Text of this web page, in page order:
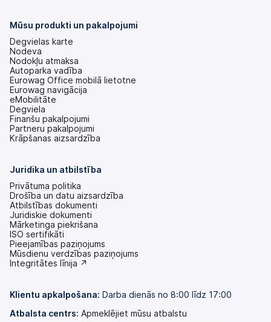
Mūsu produkti un pakalpojumi
Degvielas karte
Nodeva
Nodokļu atmaksa
Autoparka vadība
Eurowag Office mobilā lietotne
Eurowag navigācija
eMobilitāte
Degviela
Finanšu pakalpojumi
Partneru pakalpojumi
Krāpšanas aizsardzība
Juridika un atbilstība
Privātuma politika
Drošība un datu aizsardzība
Atbilstības dokumenti
Juridiskie dokumenti
Mārketinga piekrišana
ISO sertifikāti
Pieejamības paziņojums
(tiek
atvērts
Mūsdienu verdzības paziņojums
(tiek
cilnē)
Integritātes līnija ↗
Klientu apkalpošana: Darba dienās no 8:00 līdz 17:00
Atbalsta centrs: Apmeklējiet mūsu atbalstu